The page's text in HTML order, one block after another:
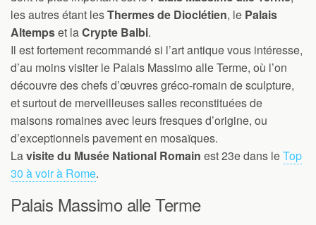
les autres étant lesThermes de Dioclétien, le Palais
Altempset laCrypte Balbi.
Il est fortement recommandé si l’art antique vous intéresse,
d’au moins visiter le Palais Massimo alle Terme, où l’on
découvre des chefs d’œuvres gréco-romain de sculpture,
et surtout de merveilleuses salles reconstituées de
maisons romaines avec leurs fresques d’origine, ou
d’exceptionnels pavement en mosaïques.
Lavisite du Musée National Romain est 23e dans leTop
30 à voir à Rome.
Palais Massimo alle Terme